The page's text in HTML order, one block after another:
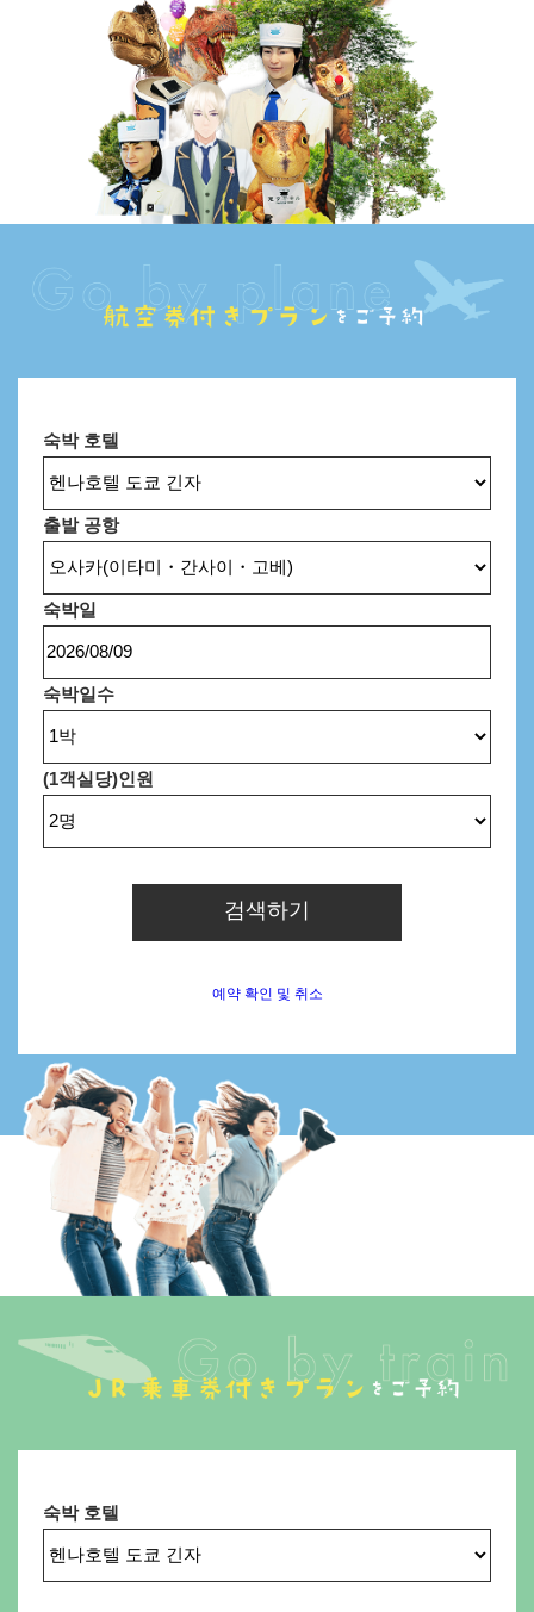
숙박 호텔
출발 공항
숙박일
숙박일수
(1객실당)인원
검색하기
예약 확인 및 취소
숙박 호텔